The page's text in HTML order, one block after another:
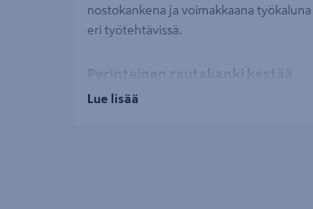
nostokankena ja voimakkaana työkaluna
eri työtehtävissä.
Perinteinen rautakanki kestää
kovankin käsittelyn
Lue lisää